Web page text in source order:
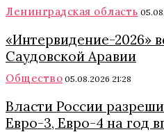
Ленинградская область
«Интервидение-2026»
Саудовской Аравии
Общество 05.08.2026 21:28
Власти России
Евро-3, Евро-4 на год